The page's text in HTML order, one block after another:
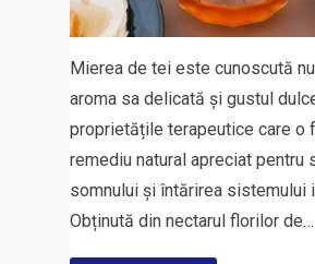
Mierea de tei este cunoscută
aroma sa delicată și gustul
proprietățile terapeutice care o
remediu natural apreciat pentru
somnului și întărirea sistemului
Obținută din nectarul florilor de…